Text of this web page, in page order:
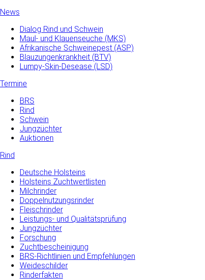
News
Dialog Rind und Schwein
Maul- und­ Klauenseuche­ (MKS)
Afrikanische Schweinepest (ASP)
Blauzungenkrankheit (BTV)
Lumpy-Skin-Desease (LSD)
Termine
BRS
Rind
Schwein
Jungzüchter
Auktionen
Rind
Deutsche Holsteins
Holsteins Zuchtwertlisten
Milchrinder
Doppelnutzungsrinder
Fleischrinder
Leistungs- und Qualitätsprüfung
Jungzüchter
Forschung
Zuchtbescheinigung
BRS-Richtlinien und Empfehlungen
Weideschilder
Rinderfakten